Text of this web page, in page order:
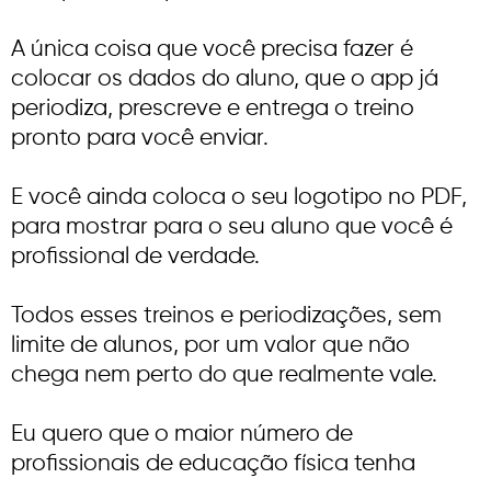
A única coisa que você precisa fazer é
colocar os dados do aluno, que o app já
periodiza, prescreve e entrega o treino
pronto para você enviar.
E você ainda coloca o seu logotipo no PDF,
para mostrar para o seu aluno que você é
profissional de verdade.
Todos esses treinos e periodizações, sem
limite de alunos, por um valor que não
chega nem perto do que realmente vale.
Eu quero que o maior número de
profissionais de educação física tenha